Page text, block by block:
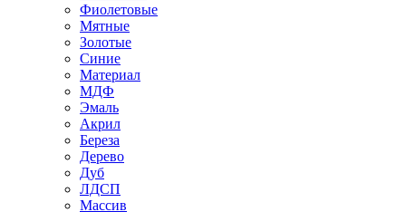
Фиолетовые
Мятные
Золотые
Синие
Материал
МДФ
Эмаль
Акрил
Береза
Дерево
Дуб
ЛДСП
Массив